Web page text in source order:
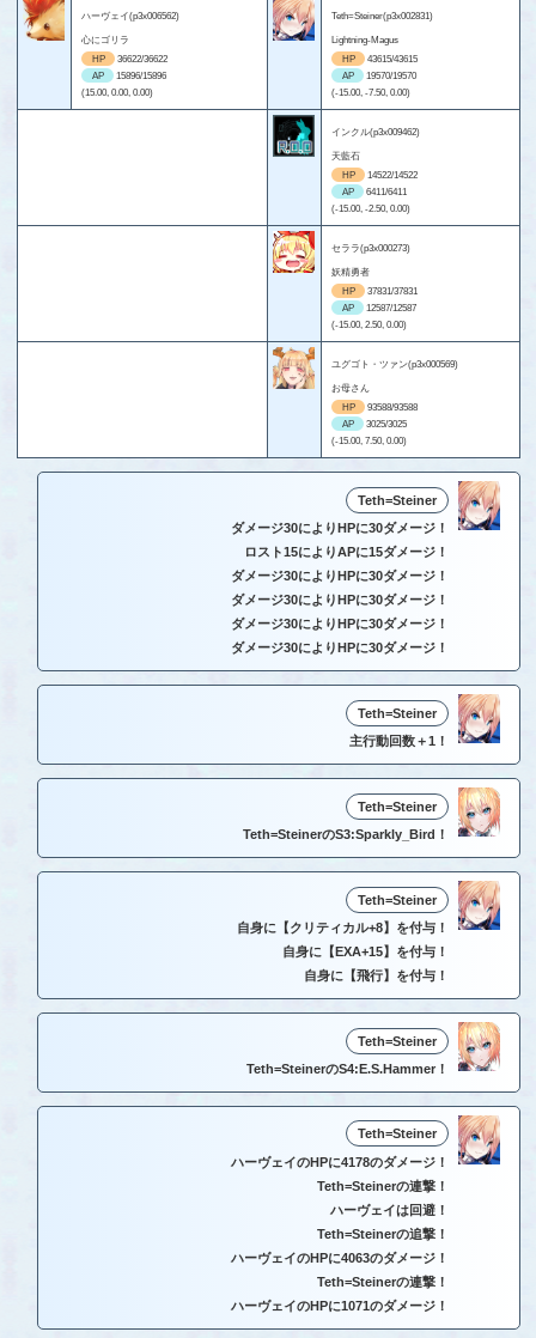
ハーヴェイ(p3x006562)
心にゴリラ
HP
36622/36622
AP
15896/15896
(15.00, 0.00, 0.00)
Teth=Steiner(p3x002831)
Lightning-Magus
HP
43615/43615
AP
19570/19570
(-15.00, -7.50, 0.00)
インクル(p3x009462)
天藍石
HP
14522/14522
AP
6411/6411
(-15.00, -2.50, 0.00)
セララ(p3x000273)
妖精勇者
HP
37831/37831
AP
12587/12587
(-15.00, 2.50, 0.00)
ユグゴト・ツァン(p3x000569)
お母さん
HP
93588/93588
AP
3025/3025
(-15.00, 7.50, 0.00)
Teth=Steiner
ダメージ30によりHPに30ダメージ！
ロスト15によりAPに15ダメージ！
ダメージ30によりHPに30ダメージ！
ダメージ30によりHPに30ダメージ！
ダメージ30によりHPに30ダメージ！
ダメージ30によりHPに30ダメージ！
Teth=Steiner
主行動回数＋1！
Teth=Steiner
Teth=SteinerのS3:Sparkly_Bird！
Teth=Steiner
自身に【クリティカル+8】を付与！
自身に【EXA+15】を付与！
自身に【飛行】を付与！
Teth=Steiner
Teth=SteinerのS4:E.S.Hammer！
Teth=Steiner
ハーヴェイのHPに4178のダメージ！
Teth=Steinerの連撃！
ハーヴェイは回避！
Teth=Steinerの追撃！
ハーヴェイのHPに4063のダメージ！
Teth=Steinerの連撃！
ハーヴェイのHPに1071のダメージ！